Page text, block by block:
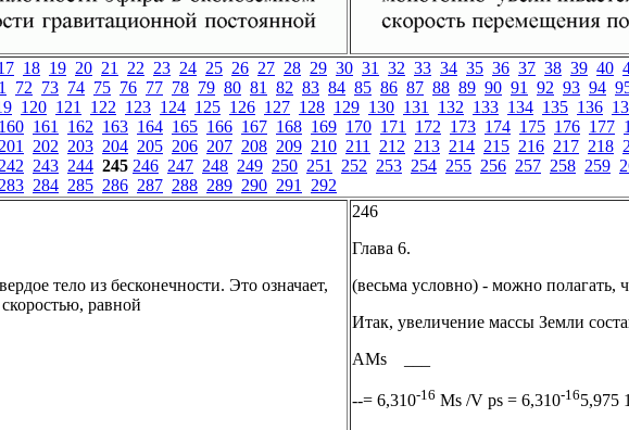
18 19 20 21 22 23 24 25 26 27 28 29 30 31 32 33 34 35 36 37 38 39 40
72 73 74 75 76 77 78 79 80 81 82 83 84 85 86 87 88 89 90 91 92 93 94
120 121 122 123 124 125 126 127 128 129 130 131 132 133 134 135 136
160 161 162 163 164 165 166 167 168 169 170 171 172 173 174 175 176 177
202 203 204 205 206 207 208 209 210 211 212 213 214 215 216 217 218
243 244 245 246 247 248 249 250 251 252 253 254 255 256 257 258 259
284 285 286 287 288 289 290 291 292
тело из бесконечности. Это означает,
равной
246
Глава 6.
(весьма условно) - можно полагать,
Итак, увеличение массы Земли
AMs ___
--= 6,310-16 Ms /V ps = 6,310-165,975